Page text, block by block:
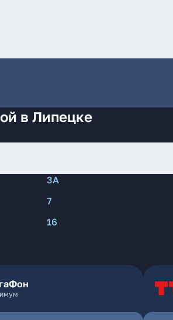
в Липецке
3А
7
16